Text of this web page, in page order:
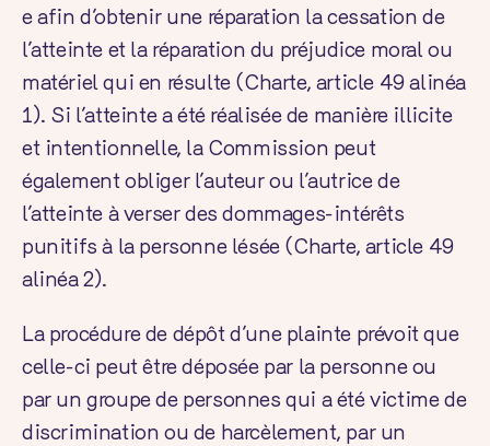
eafin d’obtenir une réparation la cessation de
l’atteinte et la réparation du préjudice moral ou
matériel qui en résulte (Charte, article 49 alinéa
1). Si l’atteinte a été réalisée de manière illicite
et intentionnelle, la Commission peut
également obliger l’auteur ou l’autrice de
l’atteinte à verser des dommages-intérêts
punitifs à la personne lésée (Charte, article 49
alinéa 2).
La procédure de dépôt d’une plainte prévoit que
celle-ci peut être déposée par la personne ou
par un groupe de personnes qui a été victime de
discrimination ou de harcèlement, par un